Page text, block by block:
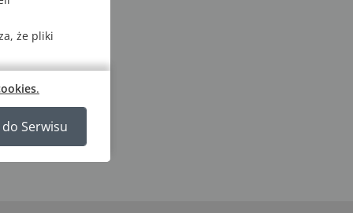
że pliki
.
Serwisu